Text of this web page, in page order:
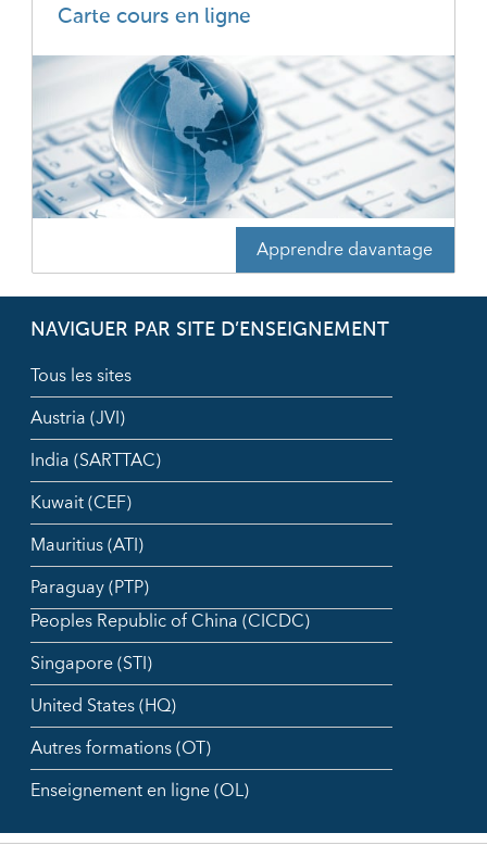
Carte cours en ligne
Apprendre davantage
NAVIGUER PAR SITE D’ENSEIGNEMENT
Tous les sites
Austria (JVI)
India (SARTTAC)
Kuwait (CEF)
Mauritius (ATI)
Paraguay (PTP)
Peoples Republic of China (CICDC)
Singapore (STI)
United States (HQ)
Autres formations (OT)
Enseignement en ligne (OL)